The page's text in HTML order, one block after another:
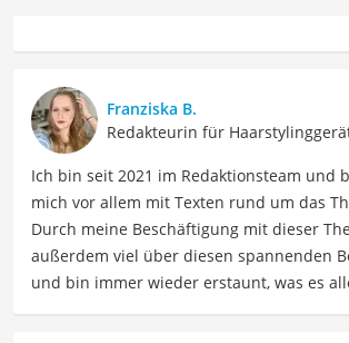
Franziska B.
Redakteurin für
Ich bin seit 2021 im Redaktionsteam und
mich vor allem mit Texten rund um das
Durch meine Beschäftigung mit dieser
außerdem viel über diesen spannenden
und bin immer wieder erstaunt, was es